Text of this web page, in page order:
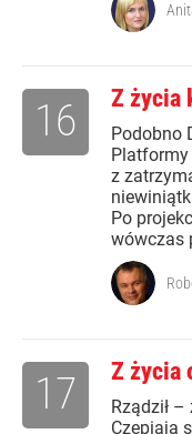
Z życia
Podobno
z
Po
wówczas
16
Z życia
Rządził
Czepiają
17